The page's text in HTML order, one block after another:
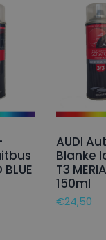
AUDI
Blanke
T3
150ml
€24,50